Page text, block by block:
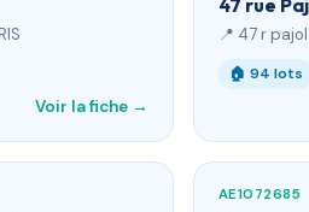
Voir la fiche →
47 rue
📍 47 r pajol
🏠 94 lots
AE1072685